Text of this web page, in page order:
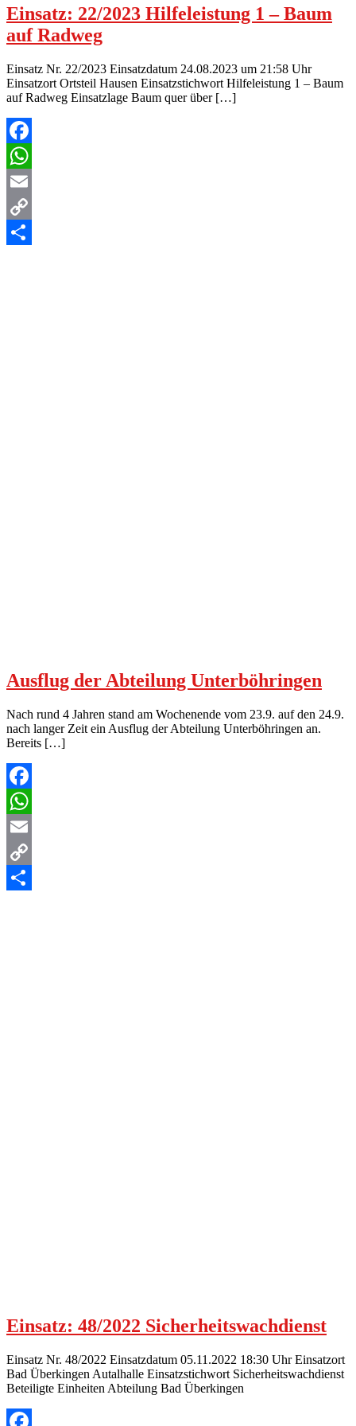
Einsatz: 22/2023 Hilfeleistung 1 – Baum
auf Radweg
Einsatz Nr. 22/2023 Einsatzdatum 24.08.2023 um 21:58 Uhr
Einsatzort Ortsteil Hausen Einsatzstichwort Hilfeleistung 1 – Baum
auf Radweg Einsatzlage Baum quer über […]
Facebook
WhatsApp
Email
Copy
Ausflug der Abteilung Unterböhringen
Nach rund 4 Jahren stand am Wochenende vom 23.9. auf den 24.9.
nach langer Zeit ein Ausflug der Abteilung Unterböhringen an.
Bereits […]
Facebook
WhatsApp
Email
Copy
Einsatz: 48/2022 Sicherheitswachdienst
Einsatz Nr. 48/2022 Einsatzdatum 05.11.2022 18:30 Uhr Einsatzort
Bad Überkingen Autalhalle Einsatzstichwort Sicherheitswachdienst
Beteiligte Einheiten Abteilung Bad Überkingen